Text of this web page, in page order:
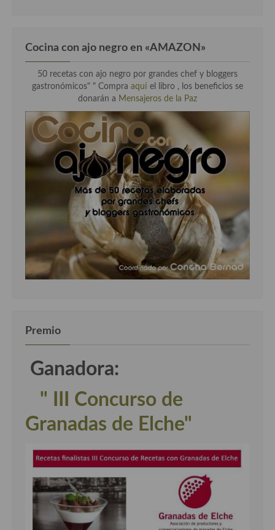
Cocina con ajo negro en «AMAZON»
50 recetas con ajo negro por grandes chef y bloggers
gastronómicos" " Compra aquí el libro , los beneficios se
donarán a Mensajeros de la Paz
Premio
Ganadora:
" III Concurso de
Granadas de Elche"